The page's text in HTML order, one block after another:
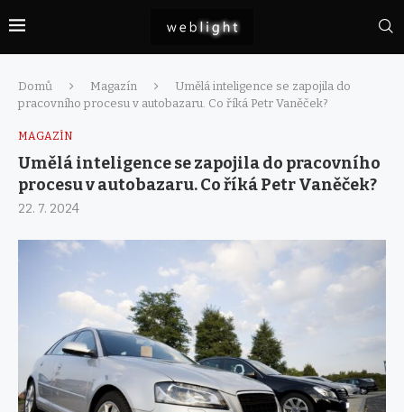
Domů Magazín
Umělá inteligence se zapojila do
pracovního procesu v autobazaru. Co říká Petr Vaněček?
MAGAZÍN
Umělá inteligence se zapojila do pracovního
procesu v autobazaru. Co říká Petr Vaněček?
22. 7. 2024